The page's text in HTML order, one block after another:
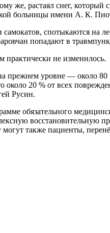
растаял снег, который
больницы имени А. К.
спотыкаются на
попадают в
практически не изменилось.
прежнем уровне — около
20 % от всех
Русин.
обязательного
восстановительную
также пациенты,